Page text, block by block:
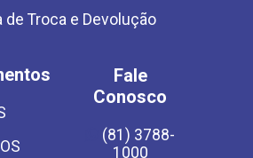
de Troca e Devolução
Fale
Conosco
(81) 3788-
1000